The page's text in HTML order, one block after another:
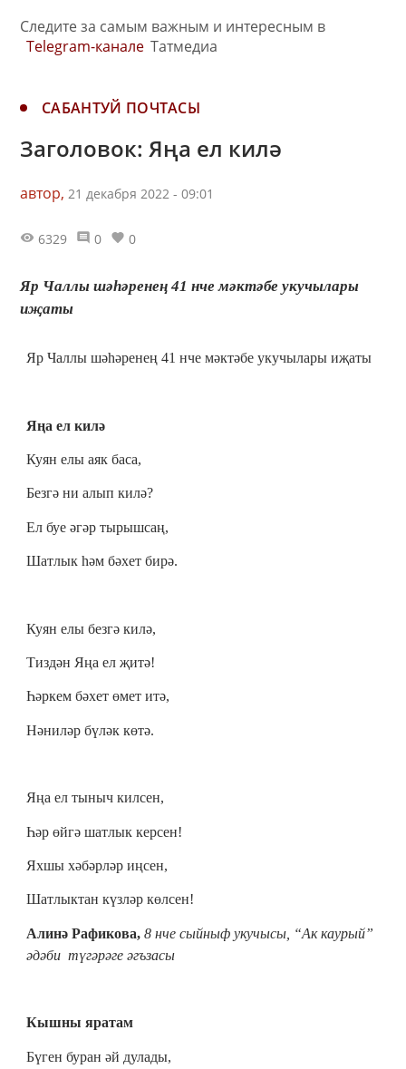
Следите за самым важным и интересным в
Telegram-канале Татмедиа
САБАНТУЙ ПОЧТАСЫ
Заголовок: Яңа ел килә
автор, 21 декабря 2022 - 09:01
6329 0 0
Яр Чаллы шәһәренең 41 нче мәктәбе укучылары
иҗаты
Яр Чаллы шәһәренең 41 нче мәктәбе укучылары иҗаты
Яңа ел килә
Куян елы аяк баса,
Безгә ни алып килә?
Ел буе әгәр тырышсаң,
Шатлык һәм бәхет бирә.
Куян елы безгә килә,
Тиздән Яңа ел җитә!
Һәркем бәхет өмет итә,
Нәниләр бүләк көтә.
Яңа ел тыныч килсен,
Һәр өйгә шатлык керсен!
Яхшы хәбәрләр иңсен,
Шатлыктан күзләр көлсен!
Алинә Рафикова, 8 нче сыйныф укучысы, “Ак каурый”
әдәби түгәрәге әгъзасы
Кышны яратам
Бүген буран әй дулады,